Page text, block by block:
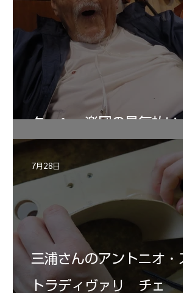
ターヘー楽団の暑気払い
三浦さんのアントニオ・ス
トラディヴァリ チェ
7月28日